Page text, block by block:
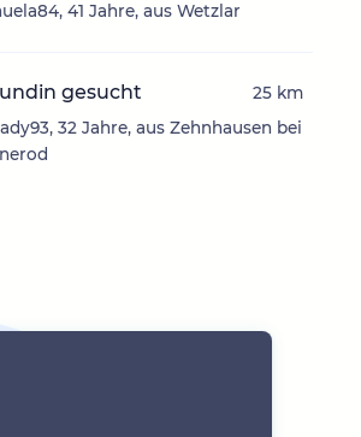
41 Jahre, aus Wetzlar
gesucht
32 Jahre, aus Zehnhausen bei
25 km